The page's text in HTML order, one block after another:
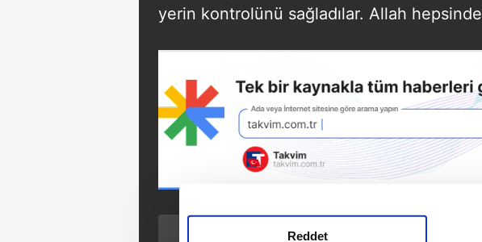
Reddet
yerin kontrolünü sağladılar. Allah
ÖNCEKİ HABER